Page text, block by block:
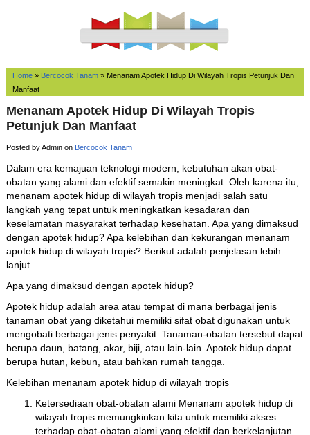
Home» Bercocok Tanam» Menanam Apotek Hidup Di Wilayah Tropis Petunjuk Dan
Manfaat
Menanam Apotek Hidup Di Wilayah Tropis
Petunjuk Dan Manfaat
Posted by Admin on Bercocok Tanam
Dalam era kemajuan teknologi modern, kebutuhan akan obat-
obatan yang alami dan efektif semakin meningkat. Oleh karena itu,
menanam apotek hidup di wilayah tropis menjadi salah satu
langkah yang tepat untuk meningkatkan kesadaran dan
keselamatan masyarakat terhadap kesehatan. Apa yang dimaksud
dengan apotek hidup? Apa kelebihan dan kekurangan menanam
apotek hidup di wilayah tropis? Berikut adalah penjelasan lebih
lanjut.
Apa yang dimaksud dengan apotek hidup?
Apotek hidup adalah area atau tempat di mana berbagai jenis
tanaman obat yang diketahui memiliki sifat obat digunakan untuk
mengobati berbagai jenis penyakit. Tanaman-obatan tersebut dapat
berupa daun, batang, akar, biji, atau lain-lain. Apotek hidup dapat
berupa hutan, kebun, atau bahkan rumah tangga.
Kelebihan menanam apotek hidup di wilayah tropis
Ketersediaan obat-obatan alami Menanam apotek hidup di
wilayah tropis memungkinkan kita untuk memiliki akses
terhadap obat-obatan alami yang efektif dan berkelanjutan.